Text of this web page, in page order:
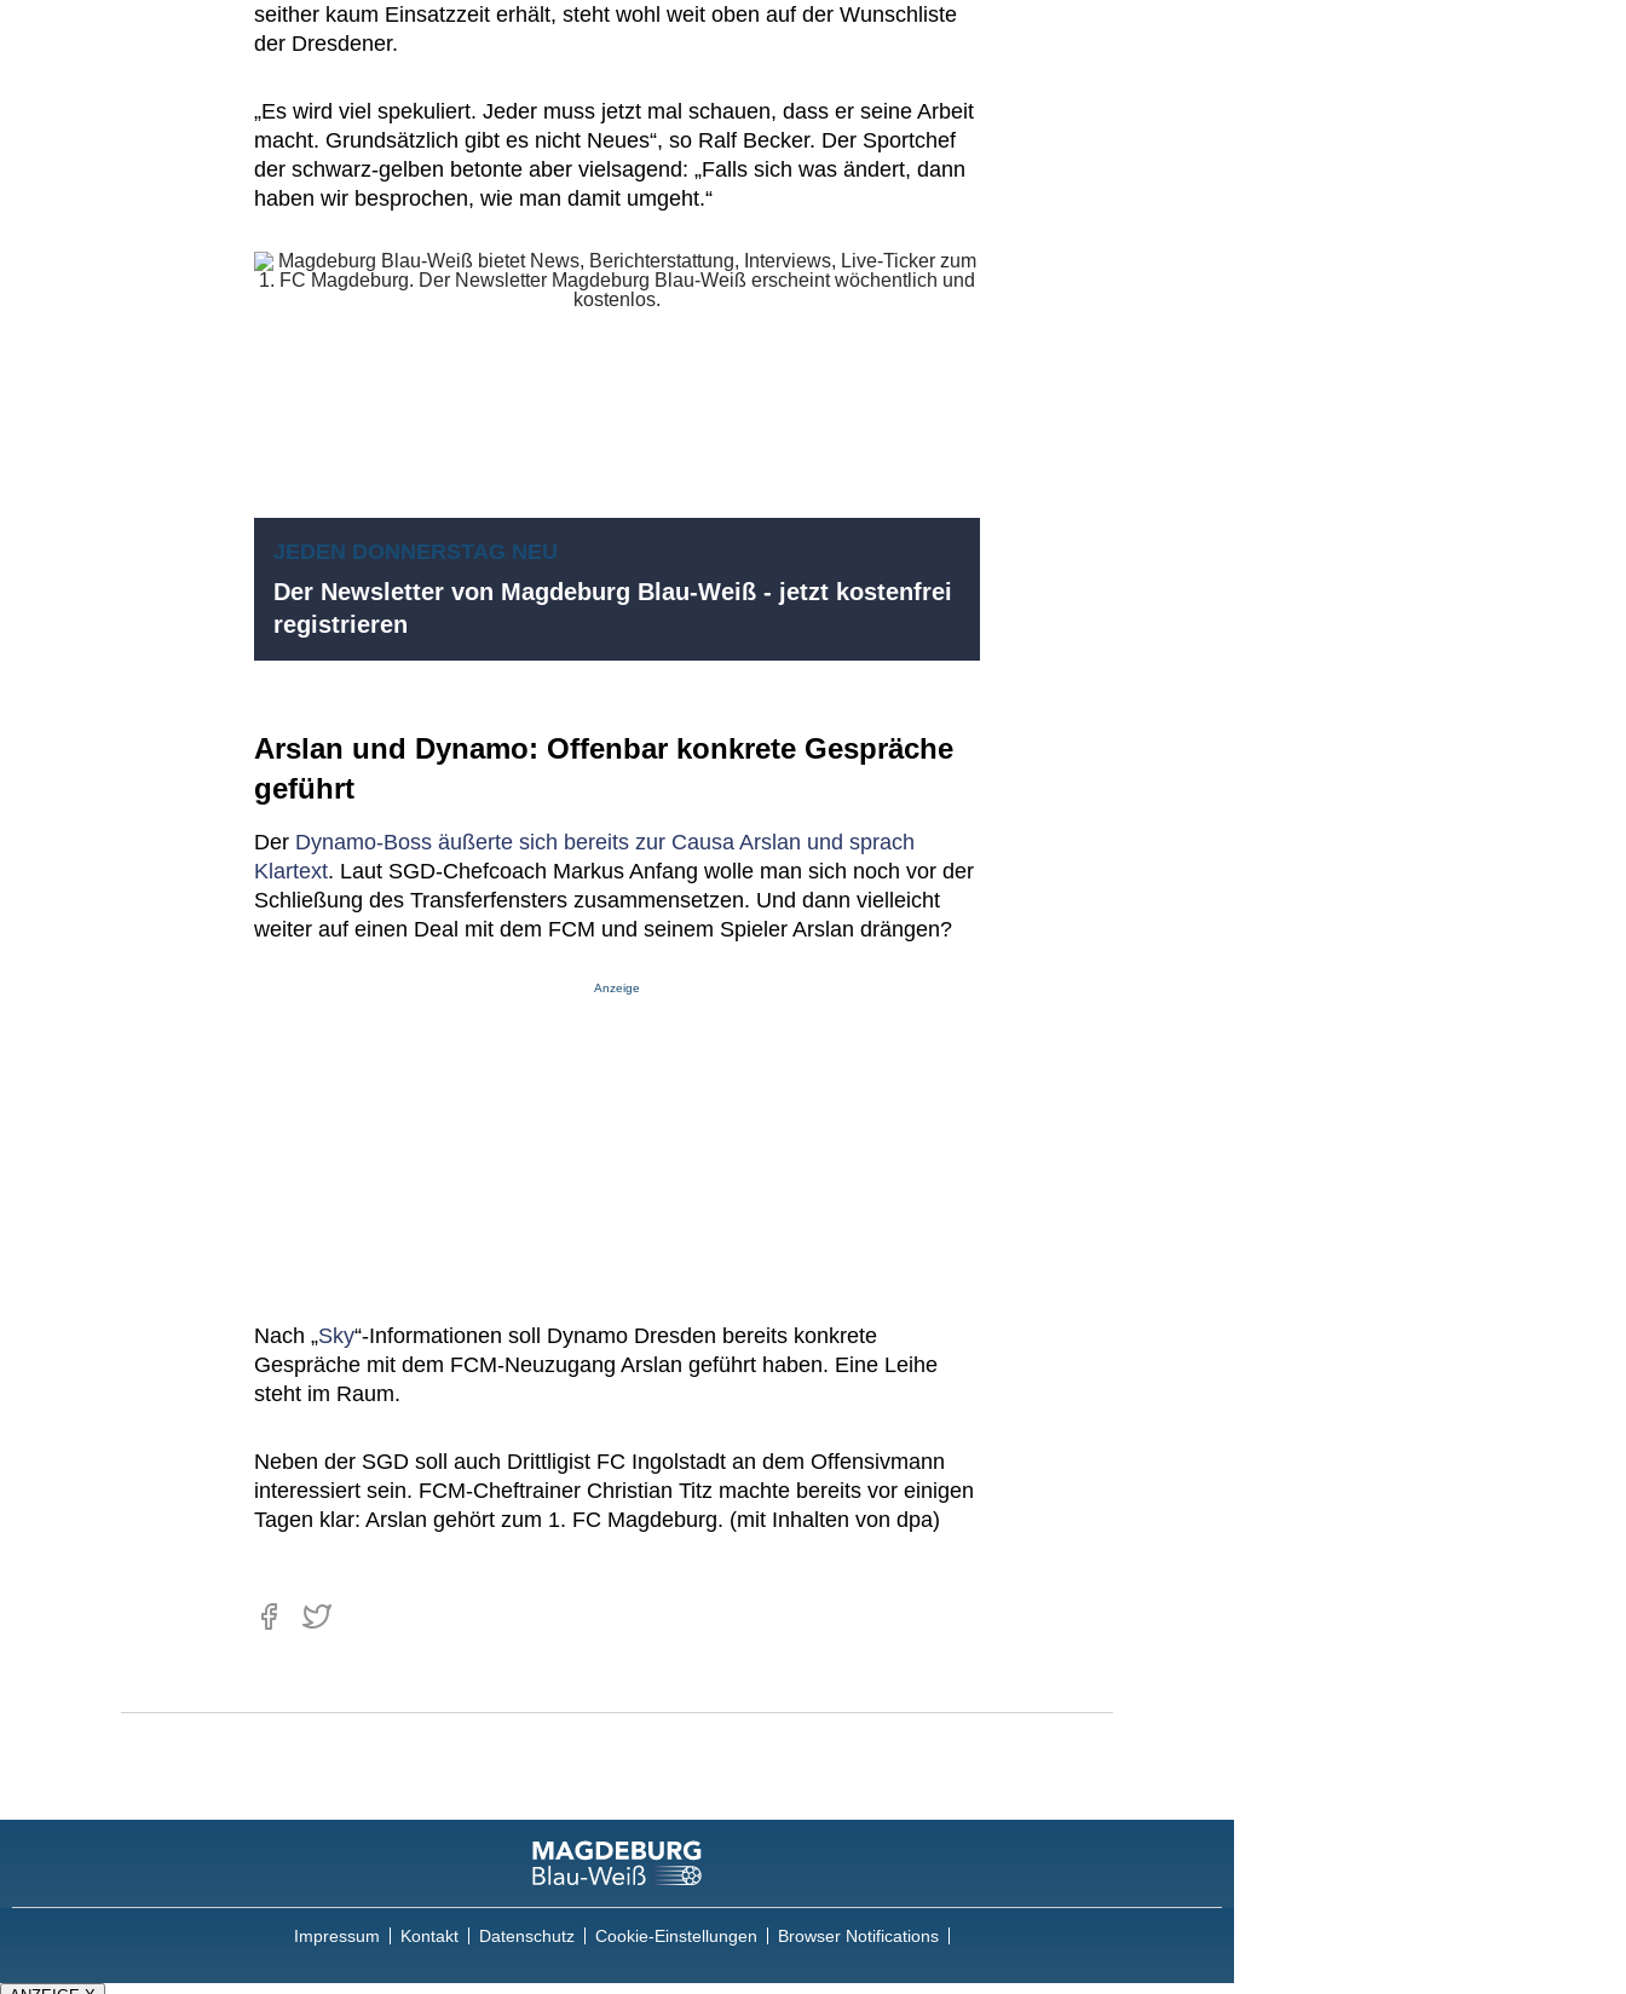
seither kaum Einsatzzeit erhält, steht wohl weit oben auf der Wunschliste
der Dresdener.
„Es wird viel spekuliert. Jeder muss jetzt mal schauen, dass er seine Arbeit
macht. Grundsätzlich gibt es nicht Neues“, so Ralf Becker. Der Sportchef
der schwarz-gelben betonte aber vielsagend: „Falls sich was ändert, dann
haben wir besprochen, wie man damit umgeht.“
JEDEN DONNERSTAG NEU
Der Newsletter von Magdeburg Blau-Weiß - jetzt kostenfrei
registrieren
Arslan und Dynamo: Offenbar konkrete Gespräche
geführt
Der Dynamo-Boss äußerte sich bereits zur Causa Arslan und sprach
Klartext. Laut SGD-Chefcoach Markus Anfang wolle man sich noch vor der
Schließung des Transferfensters zusammensetzen. Und dann vielleicht
weiter auf einen Deal mit dem FCM und seinem Spieler Arslan drängen?
Anzeige
Nach „Sky“-Informationen soll Dynamo Dresden bereits konkrete
Gespräche mit dem FCM-Neuzugang Arslan geführt haben. Eine Leihe
steht im Raum.
Neben der SGD soll auch Drittligist FC Ingolstadt an dem Offensivmann
interessiert sein. FCM-Cheftrainer Christian Titz machte bereits vor einigen
Tagen klar: Arslan gehört zum 1. FC Magdeburg. (mit Inhalten von dpa)
Impressum Kontakt Datenschutz Cookie-Einstellungen Browser Notifications